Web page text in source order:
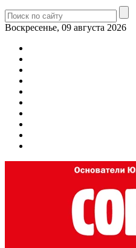
Воскресенье, 09 августа 2026